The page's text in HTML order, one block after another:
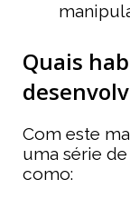
Quais
Com este
uma série
como: